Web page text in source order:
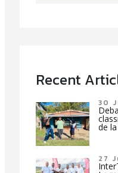
Recent
30
de
27